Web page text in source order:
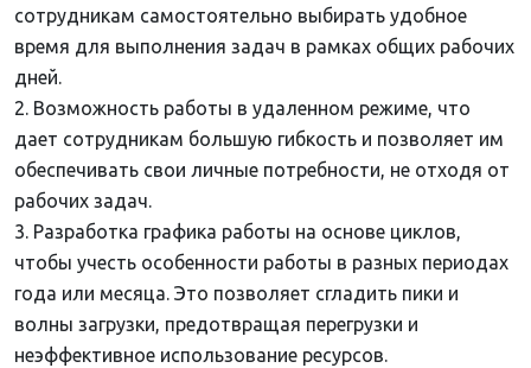
сотрудникам самостоятельно выбирать удобное
время для выполнения задач в рамках общих рабочих
дней.
Возможность работы в удаленном режиме, что
дает сотрудникам большую гибкость и позволяет им
обеспечивать свои личные потребности, не отходя от
рабочих задач.
Разработка графика работы на основе циклов,
чтобы учесть особенности работы в разных периодах
года или месяца. Это позволяет сгладить пики и
волны загрузки, предотвращая перегрузки и
неэффективное использование ресурсов.